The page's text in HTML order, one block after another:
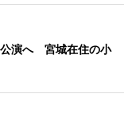
公演へ 宮城在住の小